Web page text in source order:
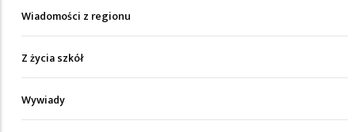
Wiadomości z regionu
Z życia szkół
Wywiady